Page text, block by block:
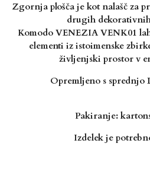
Zgornja plošča je kot nalašč za
drugih
Komodo VENEZIA VENK01
elementi iz istoimenske
življenjski prostor v
Opremljeno s sprednjo
Pakiranje:
Izdelek je